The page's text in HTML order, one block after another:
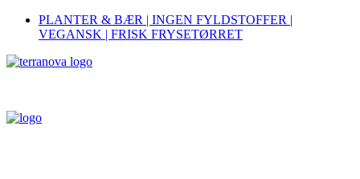
PLANTER & BÆR | INGEN FYLDSTOFFER |
VEGANSK | FRISK FRYSETØRRET